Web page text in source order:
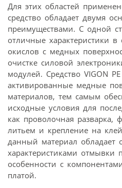
Для этих областей
средство обладает двумя
преимуществами. С одной
отличные характеристики
окислов с медных
очистке силовой
модулей. Средство VIGON
активированные медные
материалов, тем самым
исходные условия для
как проволочная разварка,
литьем и крепление на
данный материал обладает
характеристиками отмывки
особенности с
платой.